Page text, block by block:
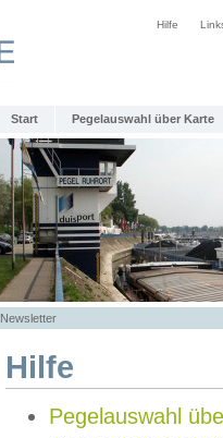
Hilfe
Start Pegelauswahl über Karte
Newsletter
Hilfe
Pegelauswahl